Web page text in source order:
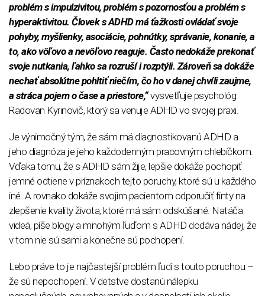
problém s impulzivitou, problém s pozornosťou a problém s
hyperaktivitou. Človek s ADHD má ťažkosti ovládať svoje
pohyby, myšlienky, asociácie, pohnútky, správanie, konanie, a
to, ako vôľovo a nevôľovo reaguje. Často nedokáže prekonať
svoje nutkania, ľahko sa rozruší i rozptýli. Zároveň sa dokáže
nechať absolútne pohltiť niečím, čo ho v danej chvíli zaujme,
a stráca pojem o čase a priestore,“vysvetľuje psychológ
Radovan Kyrinovič, ktorý sa venuje ADHD vo svojej praxi.
Je výnimočný tým, že sám má diagnostikovanú ADHD a
jeho diagnóza je jeho každodenným pracovným chlebíčkom.
Vďaka tomu, že s ADHD sám žije, lepšie dokáže pochopiť
jemné odtiene v príznakoch tejto poruchy, ktoré sú u každého
iné. A rovnako dokáže svojim pacientom odporučiť finty na
zlepšenie kvality života, ktoré má sám odskúšané. Natáča
videá, píše blogy a mnohým ľuďom s ADHD dodáva nádej, že
v tom nie sú sami a konečne sú pochopení.
Lebo práve to je najčastejší problém ľudí s touto poruchou –
že sú nepochopení. V detstve dostanú nálepku